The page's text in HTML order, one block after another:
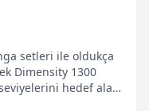
setleri ile oldukça
Dimensity 1300
hedef alan